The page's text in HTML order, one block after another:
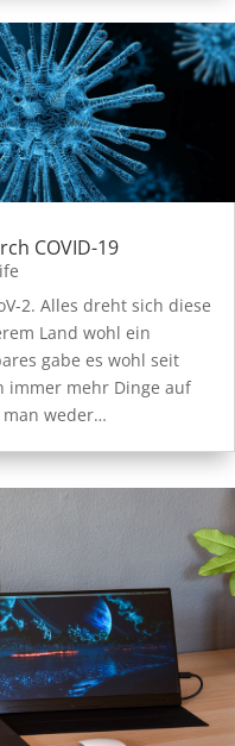
COVID-19
2. Alles dreht sich diese
Land wohl ein
gabe es wohl seit
immer mehr Dinge auf
man weder…